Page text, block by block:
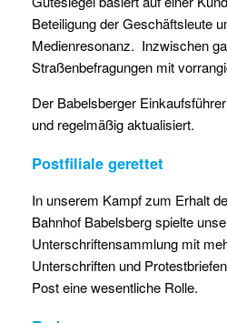
Beteiligung der Geschäftsleute
Medienresonanz. Inzwischen
Straßenbefragungen mit
Der Babelsberger
und regelmäßig aktualisiert.
Postfiliale gerettet
In unserem Kampf zum Erhalt
Bahnhof Babelsberg spielte
Unterschriftensammlung mit
Unterschriften und
Post eine wesentliche Rolle.